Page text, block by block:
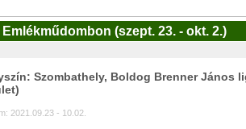
(szept. 23. - okt. 2.)
Szombathely, Boldog Brenner János
2021.09.23 - 10.02.